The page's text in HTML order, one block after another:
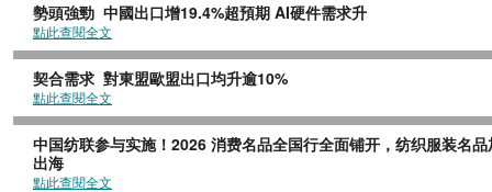
勢頭強勁 中國出口增19.4%超預期 AI硬件需求升
點此查閱全文
契合需求 對東盟歐盟出口均升逾10%
點此查閱全文
中国纺联参与实施！2026 消费名品全国行全面铺开，纺织服装名
出海
點此查閱全文